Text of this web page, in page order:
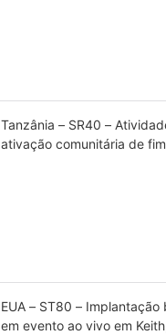
Tanzânia – SR40 –
ativação comunitária de
EUA – ST80 –
em evento ao vivo em